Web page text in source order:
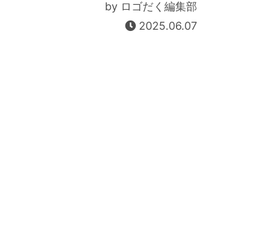
by ロゴだく編集部
2025.06.07